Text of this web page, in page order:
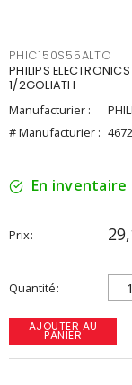
PHIC150S55ALTO
PHILIPS
1/2GOLIATH
Manufacturier :
# Manufacturier :
En inventaire
Prix
Quantité
AJOUTER AU
PANIER